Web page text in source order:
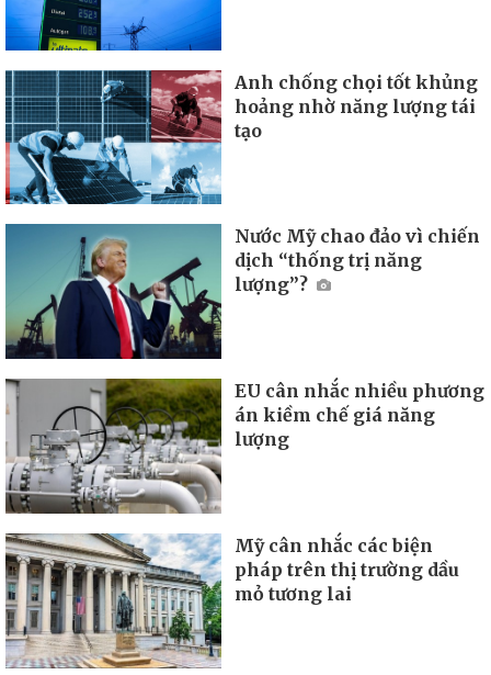
Anh chống chọi tốt khủng
hoảng nhờ năng lượng tái
tạo
Nước Mỹ chao đảo vì chiến
dịch “thống trị năng
lượng”?
EU cân nhắc nhiều phương
án kiềm chế giá năng
lượng
Mỹ cân nhắc các biện
pháp trên thị trường dầu
mỏ tương lai